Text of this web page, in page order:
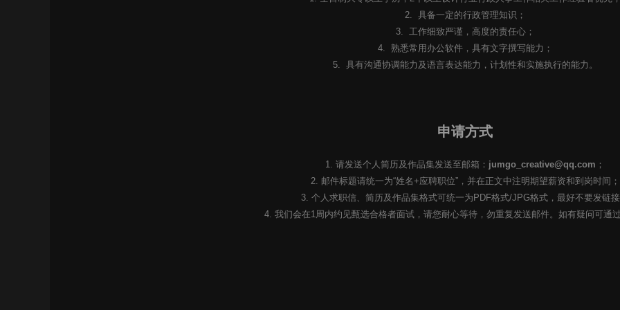
2. 具备一定的行政管理知识；
3. 工作细致严谨，高度的责任心；
4. 熟悉常用办公软件，具有文字撰写能力；
5. 具有沟通协调能力及语言表达能力，计划性和实施执行的能力。
申请方式
1. 请发送个人简历及作品集发送至邮箱： jumgo_creative@qq.com ；
2. 邮件标题请统一为“姓名+应聘职位”，并在正文中注明期望薪资和到岗时间；
3. 个人求职信、简历及作品集格式可统一为PDF格式/JPG格式，最好不要发链接
4. 我们会在1周内约见甄选合格者面试，请您耐心等待，勿重复发送邮件。如有疑问可通过